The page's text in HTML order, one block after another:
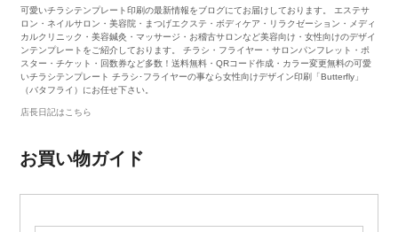
可愛いチラシテンプレート印刷の最新情報をブログにてお届けしております。 エステサ
ロン・ネイルサロン・美容院・まつげエクステ・ボディケア・リラクゼーション・メディ
カルクリニック・美容鍼灸・マッサージ・お稽古サロンなど美容向け・女性向けのデザイ
ンテンプレートをご紹介しております。 チラシ・フライヤー・サロンパンフレット・ポ
スター・チケット・回数券など多数！送料無料・QRコード作成・カラー変更無料の可愛
いチラシテンプレート チラシ･フライヤーの事なら女性向けデザイン印刷「Butterfly」
（バタフライ）にお任せ下さい。
店長日記はこちら
お買い物ガイド